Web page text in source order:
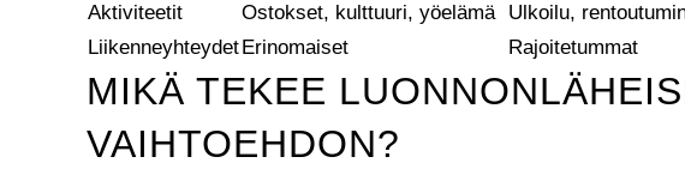
Aktiviteetit
Ostokset, kulttuuri, yöelämä
Ulkoilu,
LiikenneyhteydetErinomaiset Rajoitetummat
MIKÄ TEKEE
VAIHTOEHDON?